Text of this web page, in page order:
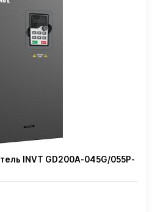
INVT GD200A-045G/055P-